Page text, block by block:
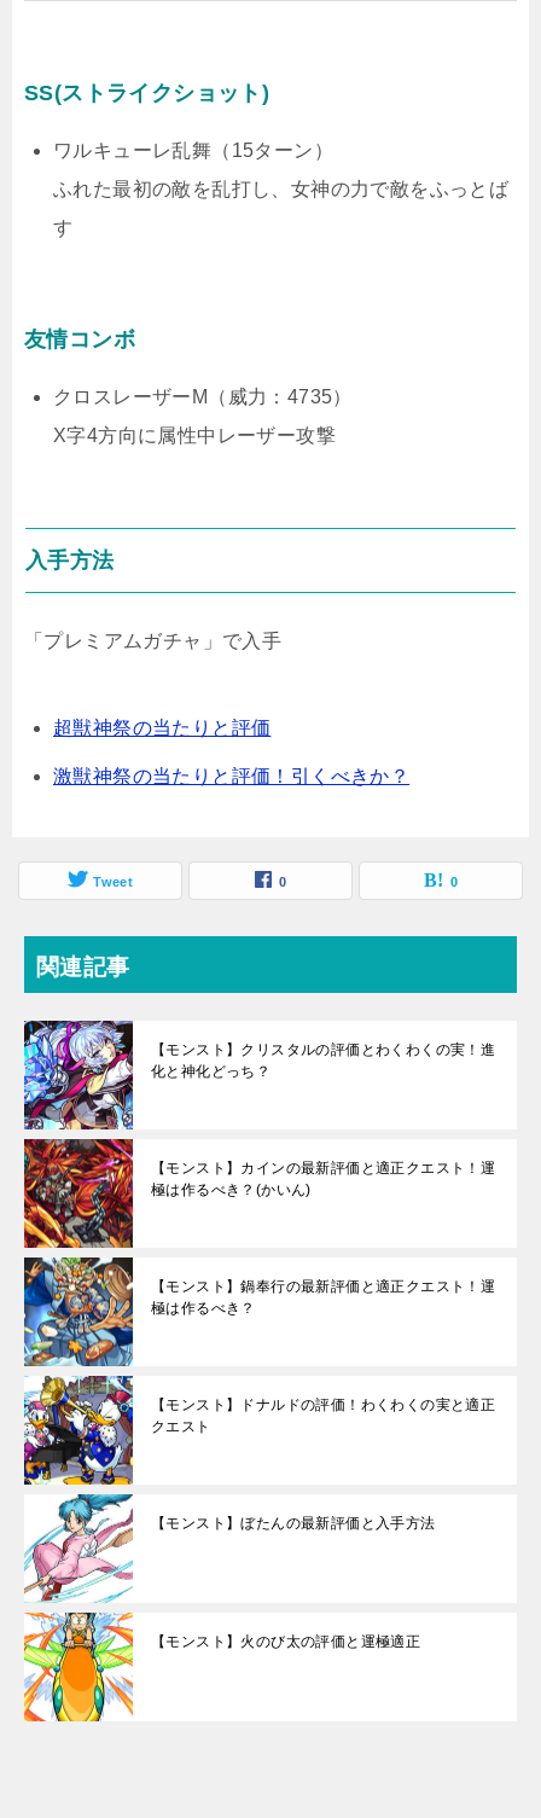
SS(ストライクショット)
ワルキューレ乱舞（15ターン）
ふれた最初の敵を乱打し、女神の力で敵をふっとば
す
友情コンボ
クロスレーザーM（威力：4735）
X字4方向に属性中レーザー攻撃
入手方法
「プレミアムガチャ」で入手
超獣神祭の当たりと評価
激獣神祭の当たりと評価！引くべきか？
Tweet 0 0
関連記事
【モンスト】クリスタルの評価とわくわくの実！進
化と神化どっち？
【モンスト】カインの最新評価と適正クエスト！運
極は作るべき？(かいん)
【モンスト】鍋奉行の最新評価と適正クエスト！運
極は作るべき？
【モンスト】ドナルドの評価！わくわくの実と適正
クエスト
【モンスト】ぼたんの最新評価と入手方法
【モンスト】火のび太の評価と運極適正